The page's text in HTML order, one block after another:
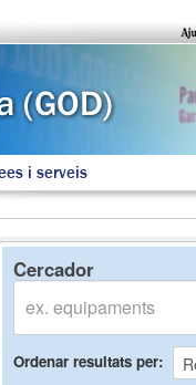
i serveis
Cercador
Ordenar resultats per